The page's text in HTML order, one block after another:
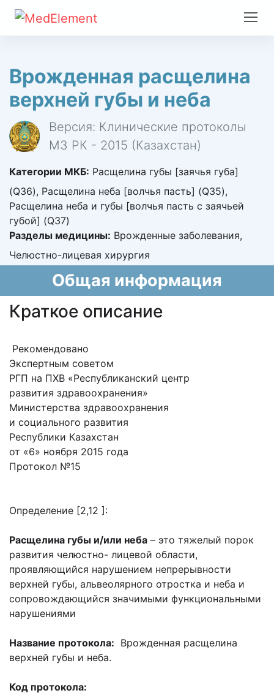
Врожденная расщелина
верхней губы и неба
Версия: Клинические протоколы
МЗ РК - 2015 (Казахстан)
Категории МКБ: Расщелина губы [заячья губа]
(Q36), Расщелина неба [волчья пасть] (Q35),
Расщелина неба и губы [волчья пасть с заячьей
губой] (Q37)
Разделы медицины: Врожденные заболевания,
Челюстно-лицевая хирургия
Общая информация
Краткое описание
Рекомендовано
Экспертным советом
РГП на ПХВ «Республиканский центр
развития здравоохранения»
Министерства здравоохранения
и социального развития
Республики Казахстан
от «6» ноября 2015 года
Протокол №15
Определение [2,12 ]:
Расщелина губы и/или неба – это тяжелый порок
развития челюстно- лицевой области,
проявляющийся нарушением непрерывности
верхней губы, альвеолярного отростка и неба и
сопровождающийся значимыми функциональными
нарушениями
Название протокола: Врожденная расщелина
верхней губы и неба.
Код протокола: